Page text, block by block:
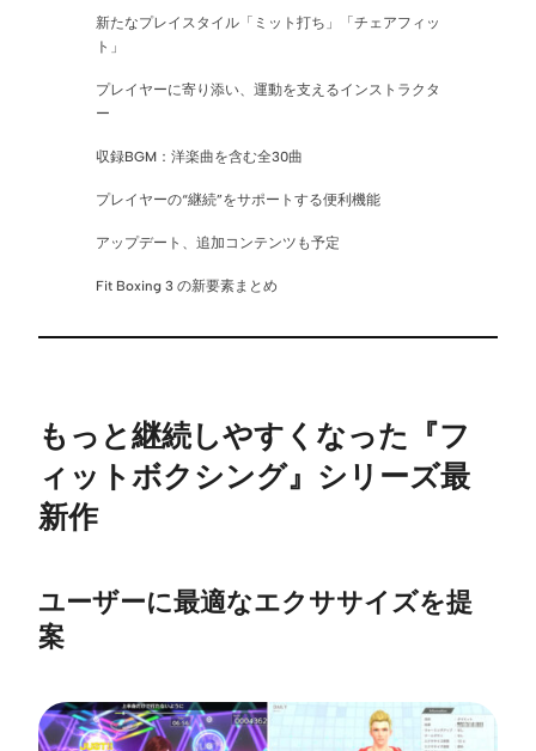
新たなプレイスタイル「ミット打ち」「チェアフィッ
ト」
プレイヤーに寄り添い、運動を支えるインストラクタ
ー
収録BGM：洋楽曲を含む全30曲
プレイヤーの“継続”をサポートする便利機能
アップデート、追加コンテンツも予定
Fit Boxing 3 の新要素まとめ
もっと継続しやすくなった『フ
ィットボクシング』シリーズ最
新作
ユーザーに最適なエクササイズを提
案